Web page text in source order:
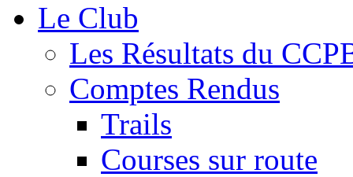
Le Club
Les Résultats du
Comptes Rendus
Trails
Courses sur route